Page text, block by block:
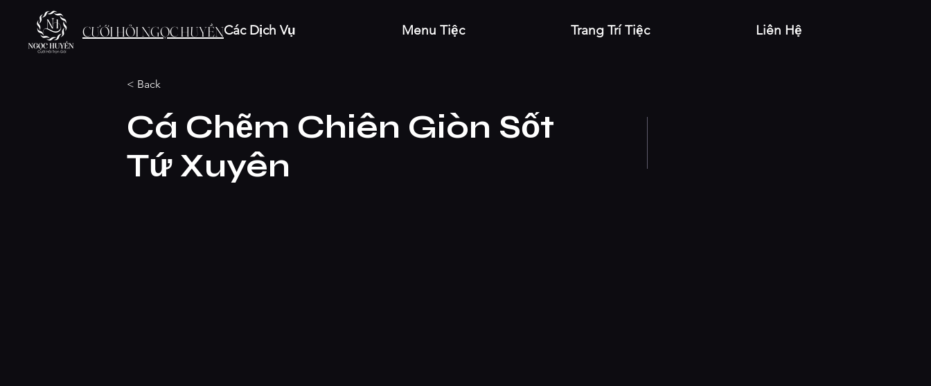
CƯỚI HỎI NGỌC HUYỀNCác Dịch Vụ Menu Tiệc Trang Trí Tiệc Liên Hệ
< Back
Cá Chẽm Chiên Giòn Sốt
Tứ Xuyên